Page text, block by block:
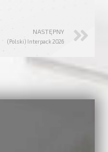
NASTĘPNY
(Polski) Interpack 2026